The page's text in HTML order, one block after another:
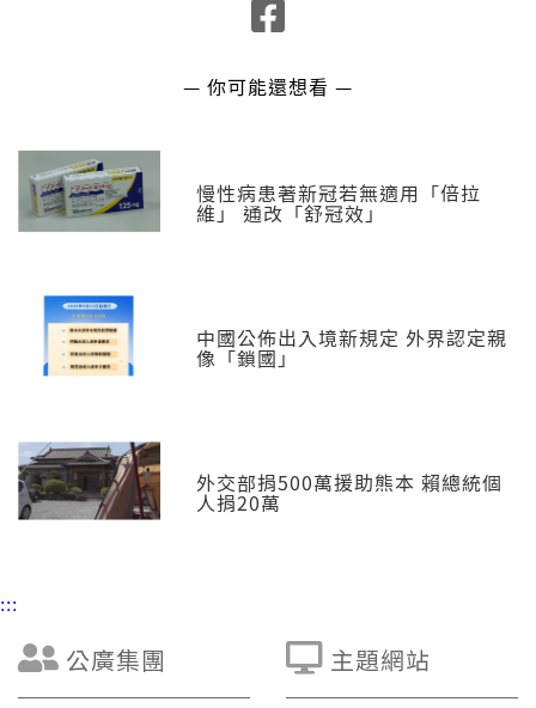
— 你可能還想看 —
慢性病患著新冠若無適用「倍拉
維」 通改「舒冠效」
中國公佈出入境新規定 外界認定親
像「鎖國」
外交部捐500萬援助熊本 賴總統個
人捐20萬
:::
公廣集團 主題網站